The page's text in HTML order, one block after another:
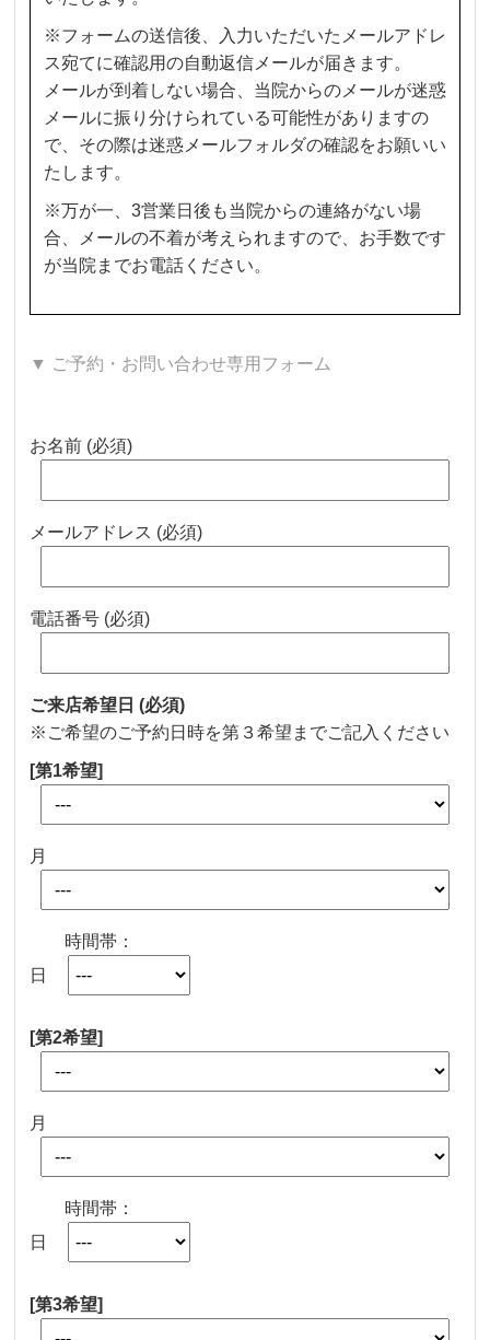
※フォームの送信後、入力いただいたメールアドレ
ス宛てに確認用の自動返信メールが届きます。
メールが到着しない場合、当院からのメールが迷惑
メールに振り分けられている可能性がありますの
で、その際は迷惑メールフォルダの確認をお願いい
たします。
※万が一、3営業日後も当院からの連絡がない場
合、メールの不着が考えられますので、お手数です
が当院までお電話ください。
▼ ご予約・お問い合わせ専用フォーム
お名前 (必須)
メールアドレス (必須)
電話番号 (必須)
ご来店希望日(必須)
※ご希望のご予約日時を第３希望までご記入ください
[第1希望]
月
日
時間帯：
[第2希望]
月
日
時間帯：
[第3希望]